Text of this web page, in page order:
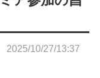
2025/10/27/13:37